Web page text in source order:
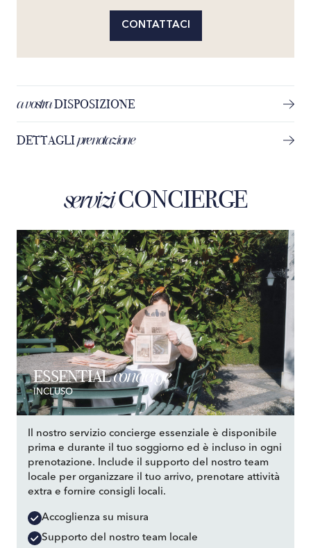
CONTATTACI
a vostraDISPOSIZIONE
DETTAGLIprenotazione
serviziCONCIERGE
ESSENTIALconcierge
INCLUSO
Il nostro servizio concierge essenziale è disponibile
prima e durante il tuo soggiorno ed è incluso in ogni
prenotazione. Include il supporto del nostro team
locale per organizzare il tuo arrivo, prenotare attività
extra e fornire consigli locali.
Accoglienza su misura
Supporto del nostro team locale